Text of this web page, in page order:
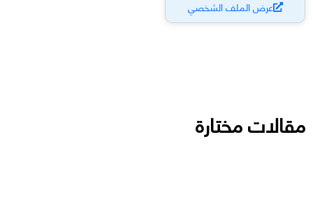
عرض الملف الشخصي
مقالات مختارة